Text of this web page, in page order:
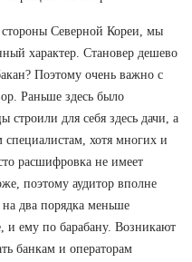
стороны Северной Кореи, мы
характер. Становер дешево
Поэтому очень важно с
Раньше здесь было
строили для себя здесь дачи, а
хотя многих и
расшифровка не имеет
поэтому аудитор вполне
два порядка меньше
и ему по барабану. Возникают
банкам и операторам